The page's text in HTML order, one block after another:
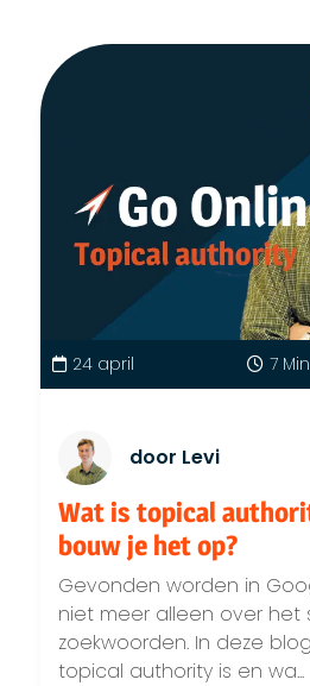
24 april 7
door Levi
Wat is topical
bouw je het op?
Gevonden worden in
niet meer alleen over het
zoekwoorden. In deze
topical authority is en wa...